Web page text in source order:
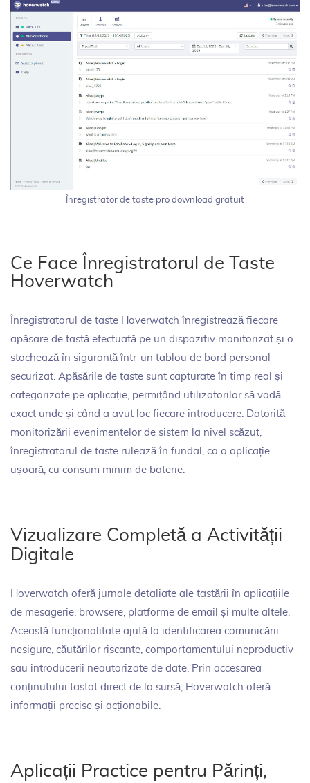
Înregistrator de taste pro download gratuit
Ce Face Înregistratorul de Taste
Hoverwatch
Înregistratorul de taste Hoverwatch înregistrează fiecare
apăsare de tastă efectuată pe un dispozitiv monitorizat și o
stochează în siguranță într-un tablou de bord personal
securizat. Apăsările de taste sunt capturate în timp real și
categorizate pe aplicație, permițând utilizatorilor să vadă
exact unde și când a avut loc fiecare introducere. Datorită
monitorizării evenimentelor de sistem la nivel scăzut,
înregistratorul de taste rulează în fundal, ca o aplicație
ușoară, cu consum minim de baterie.
Vizualizare Completă a Activității
Digitale
Hoverwatch oferă jurnale detaliate ale tastării în aplicațiile
de mesagerie, browsere, platforme de email și multe altele.
Această funcționalitate ajută la identificarea comunicării
nesigure, căutărilor riscante, comportamentului neproductiv
sau introducerii neautorizate de date. Prin accesarea
conținutului tastat direct de la sursă, Hoverwatch oferă
informații precise și acționabile.
Aplicații Practice pentru Părinți,